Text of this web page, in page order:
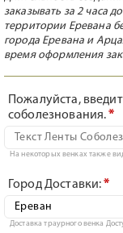
заказывать за 2 часа
территории Еревана
города Еревана и
время оформления
Пожалуйста,
соболезнования.*
На некоторых венках также
Город Доставки:*
Доставка траурного венка